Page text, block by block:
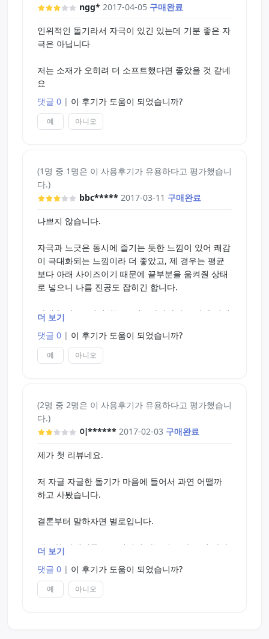
ngg* 2017-04-05 구매완료
인위적인 돌기라서 자극이 있긴 있는데 기분 좋은 자
극은 아닙니다
저는 소재가 오히려 더 소프트했다면 좋았을 것 같네
요
댓글 0 | 이 후기가 도움이 되었습니까?
예 아니오
(1명 중 1명은 이 사용후기가 유용하다고 평가했습니
다.)
bbc***** 2017-03-11 구매완료
나쁘지 않습니다.
자극과 느긋은 동시에 즐기는 듯한 느낌이 있어 쾌감
이 극대화되는 느낌이라 더 좋았고, 제 경우는 평균
보다 아래 사이즈이기 때문에 끝부분을 움켜줜 상태
로 넣으니 나름 진공도 잡히긴 합니다.
아쉬운 점은…회전기능은 있으나마나라는 것과 먼저
수 있다고 생각합니다. 하드가 아닌 점에서 평점에서
별 하나가 떨어져 나갔다고 보시면 됩니다.
더 보기
댓글 0 | 이 후기가 도움이 되었습니까?
예 아니오
(2명 중 2명은 이 사용후기가 유용하다고 평가했습니
다.)
이****** 2017-02-03 구매완료
제가 첫 리뷰네요.
저 자글 자글한 돌기가 마음에 들어서 과연 어떨까
하고 사봤습니다.
결론부터 말하자면 별로입니다.
탱글한 알갱이들은 느껴지긴 하는데 그닥 크게 와닿
차라리 하드소재였으면 더 좋곘다는 생각이 들었습
니다. 자극이 별로없습니다. 구조상 진공을 잡아도
더 보기
댓글 0 | 이 후기가 도움이 되었습니까?
예 아니오